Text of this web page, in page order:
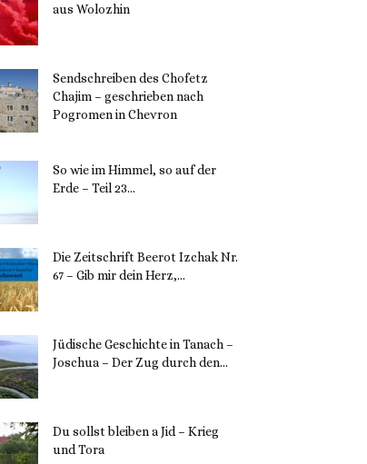
aus Wolozhin
Sendschreiben des Chofetz
Chajim – geschrieben nach
Pogromen in Chevron
So wie im Himmel, so auf der
Erde – Teil 23...
Die Zeitschrift Beerot Izchak Nr.
67 – Gib mir dein Herz,...
Jüdische Geschichte in Tanach –
Joschua – Der Zug durch den...
Du sollst bleiben a Jid – Krieg
und Tora